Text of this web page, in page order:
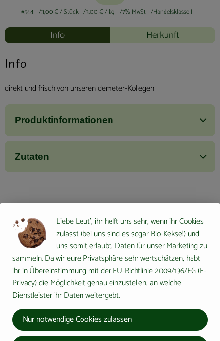
#544 3,00 €/ Stück 3,00 €/ kg 7% MwSt Handelsklasse II
Info Herkunft
Info
direkt und frisch von unseren demeter-Kollegen
Produktinformationen
Zutaten
Herkunft
Hersteller: Schönberghof
Baden-Württemberg
zur WebseiteMehr Info
Anke und Manfred Kränzler
Landwirt - Dipl.-Ing. (FH)
Schönberg 1, 72348 Rosenfeld - Isingen
Telefon 07428‑3680, Fax 07428‑918458
www.schoenberghof.de
Liebe Leut', ihr helft uns sehr, wenn ihr Cookies
zulasst (bei uns sind es sogar Bio-Kekse!) und
uns somit erlaubt, Daten für unser Marketing zu
sammeln. Da wir eure Privatsphäre sehr wertschätzen, habt
ihr in Übereinstimmung mit der EU-Richtlinie 2009/136/EG (E-
Privacy) die Möglichkeit genau einzustellen, an welche
Dienstleister ihr Daten weitergebt.
Nur notwendige Cookies zulassen